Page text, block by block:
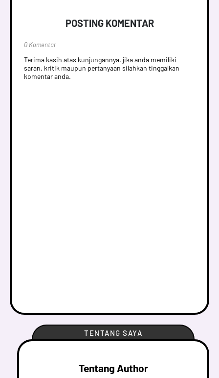
POSTING KOMENTAR
0 Komentar
Terima kasih atas kunjungannya, jika anda memiliki
saran, kritik maupun pertanyaan silahkan tinggalkan
komentar anda.
TENTANG SAYA
Tentang Author